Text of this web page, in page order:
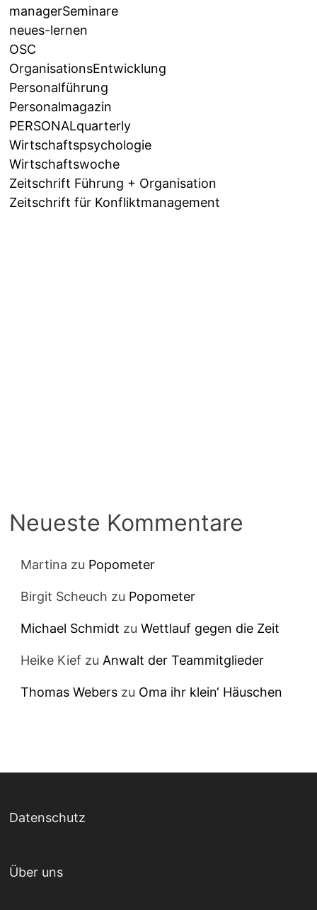
managerSeminare
neues-lernen
OSC
OrganisationsEntwicklung
Personalführung
Personalmagazin
PERSONALquarterly
Wirtschaftspsychologie
Wirtschaftswoche
Zeitschrift Führung + Organisation
Zeitschrift für Konfliktmanagement
Neueste Kommentare
Martina zu Popometer
Birgit Scheuch zu Popometer
Michael Schmidt zuWettlauf gegen die Zeit
Heike Kief zuAnwalt der Teammitglieder
Thomas Webers zu Oma ihr klein‘ Häuschen
Datenschutz
Über uns